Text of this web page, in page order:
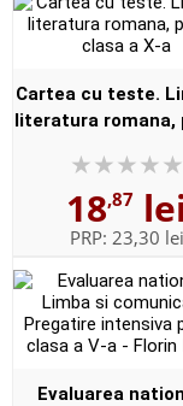
Cartea cu teste.
literatura romana,
18,87 lei
PRP: 23,30 lei
Evaluarea